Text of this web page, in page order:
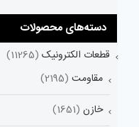
دسته‌های محصولات
قطعات الکترونیک (11265)
مقاومت (2195)
خازن (1651)